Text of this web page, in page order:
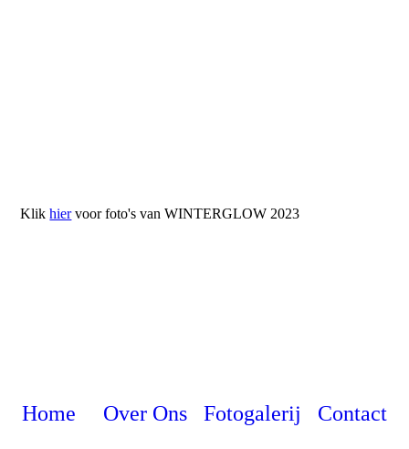
Klikhiervoor foto's van WINTERGLOW 2023
Home Over Ons Fotogalerij Contact